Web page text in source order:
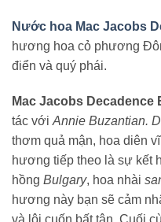
Nước hoa Mac Jacobs
hương hoa cỏ phương
điển và quý phái.
Mac Jacobs Decadence
tác với Annie Buzantian.
thơm quả mận, hoa diên
hương tiếp theo là sự kết
hồng Bulgary, hoa nhài
hương này bạn sẽ cảm